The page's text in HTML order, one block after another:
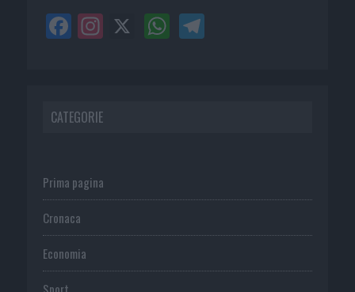
CATEGORIE
Prima pagina
Cronaca
Economia